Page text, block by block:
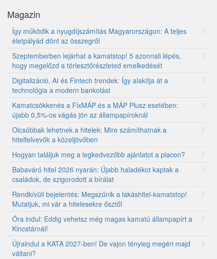
Magazin
Így működik a nyugdíjszámítás Magyarországon: A teljes
életpályád dönt az összegről
Szeptemberben lejárhat a kamatstop! 5 azonnali lépés,
hogy megelőzd a törlesztőrészleted emelkedését
Digitalizáció, AI és Fintech trendek: Így alakítja át a
technológia a modern bankolást
Kamatcsökkenés a FixMÁP és a MÁP Plusz esetében:
újabb 0,5%-os vágás jön az állampapíroknál
Olcsóbbak lehetnek a hitelek: Mire számíthatnak a
hitelfelvevők a közeljövőben
Hogyan találjuk meg a legkedvezőbb ajánlatot a piacon?
Babaváró hitel 2026 nyarán: Újabb haladékot kaptak a
családok, de szigorodott a bírálat
Rendkívüli bejelentés: Megszűnik a lakáshitel-kamatstop!
Mutatjuk, mi vár a hitelesekre ősztől
Óra indul: Eddig vehetsz még magas kamatú állampapírt a
Kincstárnál!
Újraindul a KATA 2027-ben! De vajon tényleg megéri majd
váltani?